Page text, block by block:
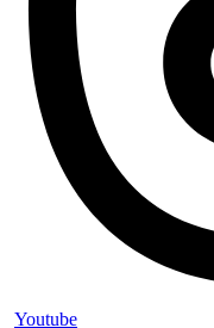
Youtube